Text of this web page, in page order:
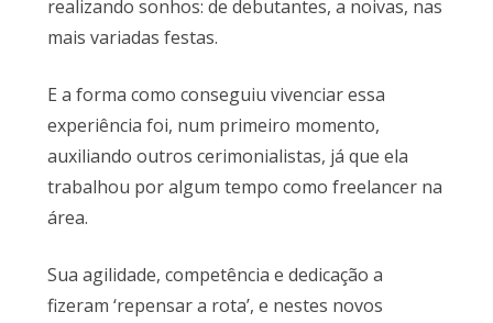
realizando sonhos: de debutantes, a noivas, nas
mais variadas festas.
E a forma como conseguiu vivenciar essa
experiência foi, num primeiro momento,
auxiliando outros cerimonialistas, já que ela
trabalhou por algum tempo como freelancer na
área.
Sua agilidade, competência e dedicação a
fizeram ‘repensar a rota’, e nestes novos